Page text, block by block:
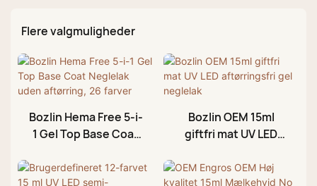
Flere valgmuligheder
Bozlin Hema Free 5-i-
1 Gel Top Base Coat
aftørring, 26 farver
Bozlin OEM 15ml
giftfri mat UV LED
neglelak